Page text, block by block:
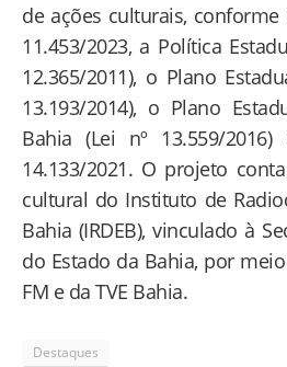
de ações culturais, conforme
11.453/2023, a Política
12.365/2011), o Plano
13.193/2014), o Plano
Bahia (Lei nº 13.559/
14.133/2021. O projeto
cultural do Instituto de
Bahia (IRDEB), vinculado à
do Estado da Bahia, por
FM e da TVE Bahia.
Destaques